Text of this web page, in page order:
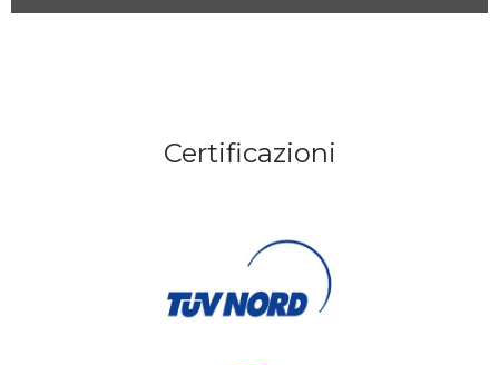
Certificazioni